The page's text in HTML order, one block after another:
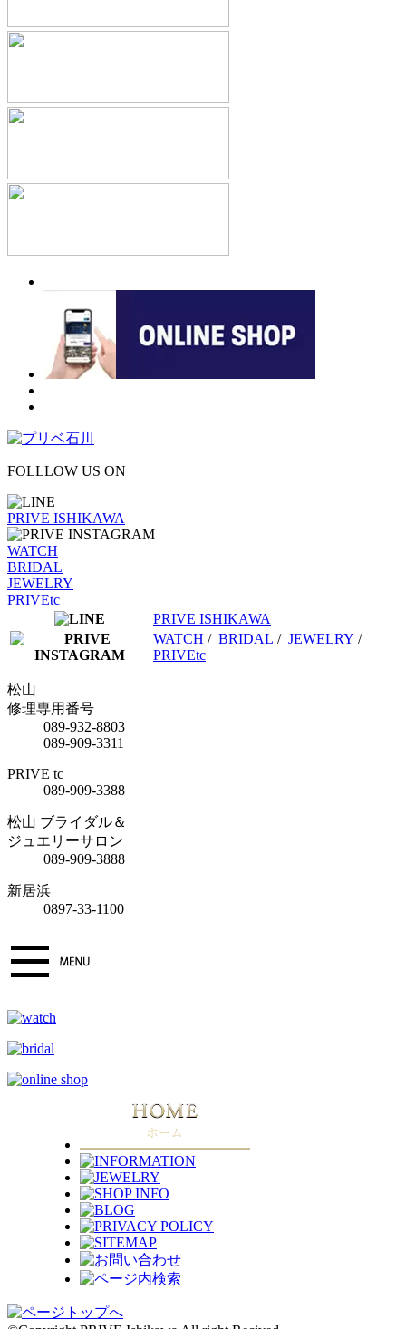
FOLLLOW US ON
PRIVE ISHIKAWA
WATCH
BRIDAL
JEWELRY
PRIVEtc
PRIVE ISHIKAWA
WATCH / BRIDAL / JEWELRY /
PRIVEtc
松山
修理専用番号
089-932-8803
089-909-3311
PRIVE tc
089-909-3388
松山 ブライダル＆
ジュエリーサロン
089-909-3888
新居浜
0897-33-1100